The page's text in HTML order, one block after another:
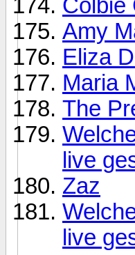
Colbie
Amy
Eliza
Maria
The
live
Zaz
live